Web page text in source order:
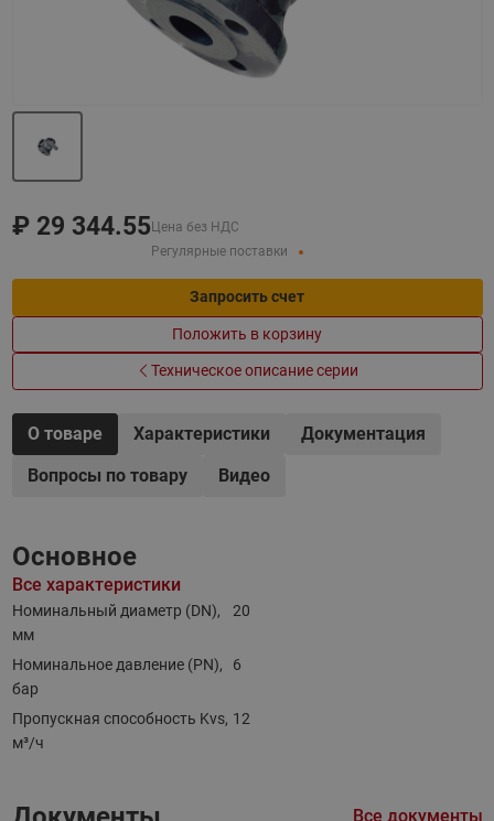
₽ 29 344.55 Цена без НДС
Регулярные поставки
Запросить счет
Положить в корзину
Техническое описание серии
О товаре Характеристики
Документация
Вопросы по товару
Видео
Основное
Все характеристики
Номинальный диаметр (DN),
мм
20
Номинальное давление (PN),
бар
6
Пропускная способность Kvs,
м³/ч
12
Все документы